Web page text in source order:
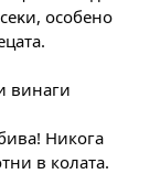
ocoбeнo
винаги
Никога
в колата.